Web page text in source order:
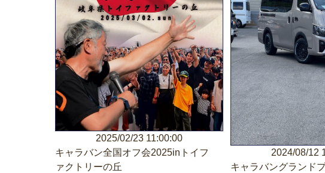
2025/02/23 11:00:00
キャラバン全国オフ会2025inトイフ
ァクトリーの丘
2024/08/12
キャラバングランド